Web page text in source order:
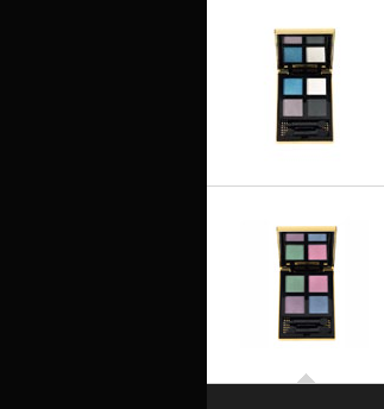
OMBRES À PAUPIÈRES
Couture Palette - 09 Love
OMBRES À PAUPIÈRES
Pure Chromatics